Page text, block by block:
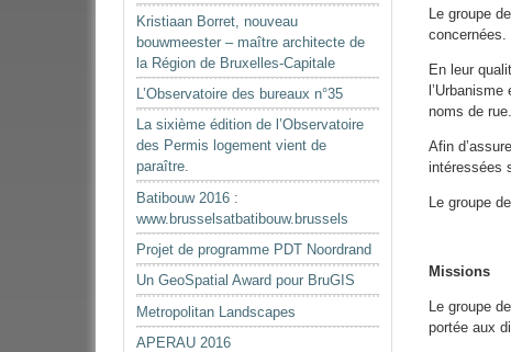
Kristiaan Borret, nouveau
bouwmeester – maître architecte de
la Région de Bruxelles-Capitale
L’Observatoire des bureaux n°35
La sixième édition de l’Observatoire
des Permis logement vient de
paraître.
Batibouw 2016 :
www.brusselsatbatibouw.brussels
Projet de programme PDT Noordrand
Un GeoSpatial Award pour BruGIS
Metropolitan Landscapes
APERAU 2016
Le groupe
En leur
noms de rue.
Afin
intéressées
Le groupe
Missions
Le groupe
portée aux